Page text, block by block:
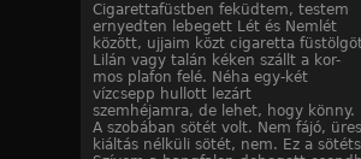
versei
Cigarettafüstben feküdtem, testem
ernyedten lebegett Lét és Nemlét
között, ujjaim közt cigaretta
Lilán vagy talán kéken szállt a kor-
mos plafon felé. Néha egy-két
vízcsepp hullott lezárt
szemhéjamra, de lehet, hogy könny.
A szobában sötét volt. Nem fájó,
kiáltás nélküli sötét, nem. Ez a